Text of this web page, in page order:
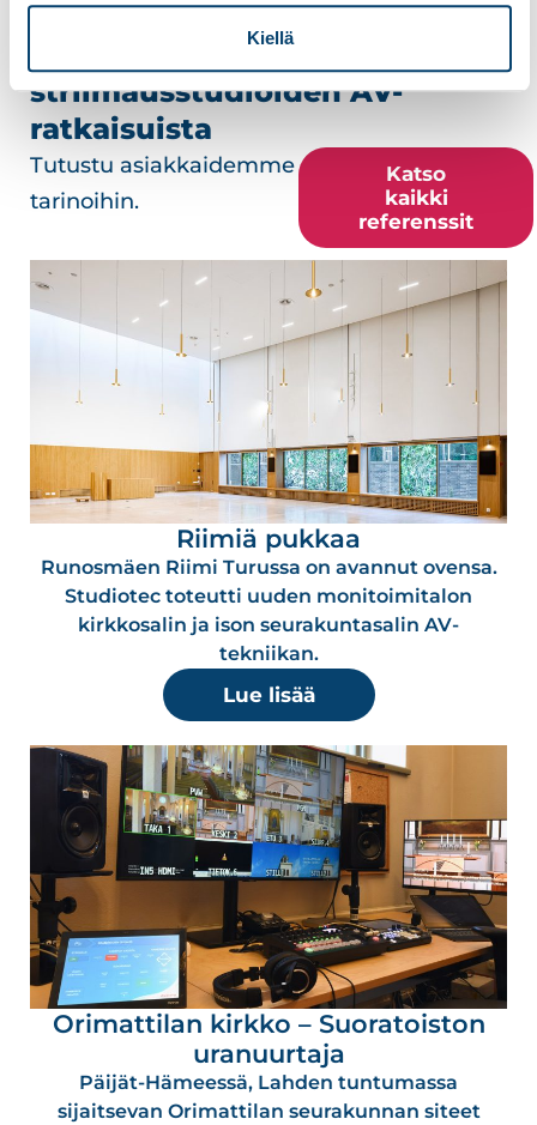
Kiellä
striimausstudioiden AV-
ratkaisuista
Tutustu asiakkaidemme
tarinoihin.
Katso
kaikki
referenssit
Riimiä pukkaa
Runosmäen Riimi Turussa on avannut ovensa.
Studiotec toteutti uuden monitoimitalon
kirkkosalin ja ison seurakuntasalin AV-
tekniikan.
Lue lisää
Orimattilan kirkko – Suoratoiston
uranuurtaja
Päijät-Hämeessä, Lahden tuntumassa
sijaitsevan Orimattilan seurakunnan siteet